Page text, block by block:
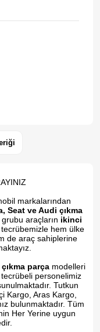
markalarından
Seat ve Audi çıkma
araçların ikinci
tecrübemizle hem ülke
de araç sahiplerine
parçamodelleri
personelimiz
Tutkun
Kargo, Aras Kargo,
bulunmaktadır. Tüm
Her Yerine uygun